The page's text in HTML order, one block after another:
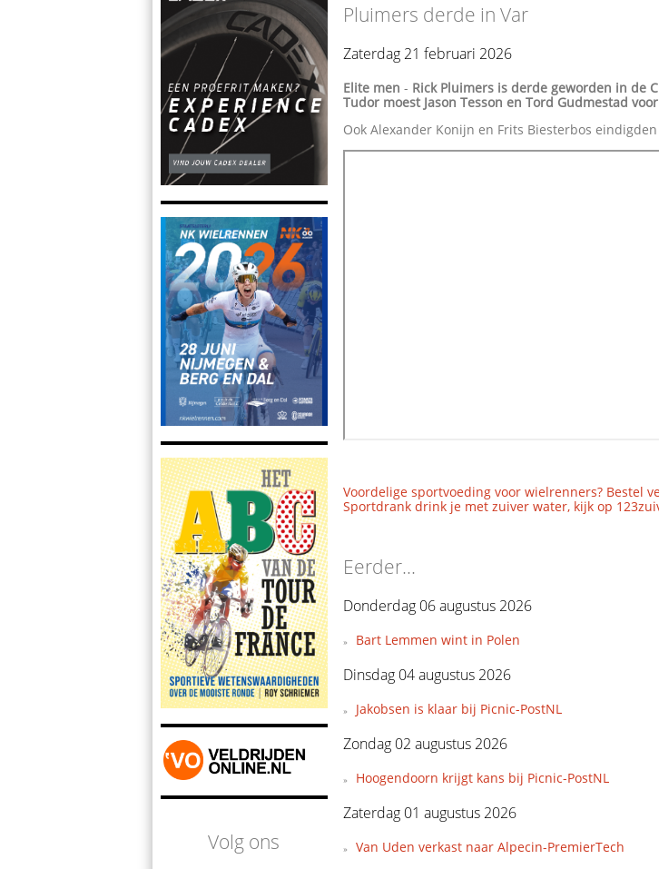
Volg ons
Pluimers derde in Var
Zaterdag 21 februari 2026
Elite men - Rick Pluimers is derde geworden in de
Tudor moest Jason Tesson en Tord Gudmestad
Ook Alexander Konijn en Frits Biesterbos
Voordelige sportvoeding voor wielrenners? Bestel
Sportdrank drink je met zuiver water, kijk op
Eerder...
Donderdag 06 augustus 2026
Bart Lemmen wint in Polen
Dinsdag 04 augustus 2026
Jakobsen is klaar bij Picnic-PostNL
Zondag 02 augustus 2026
Hoogendoorn krijgt kans bij Picnic-PostNL
Zaterdag 01 augustus 2026
Van Uden verkast naar Alpecin-PremierTech